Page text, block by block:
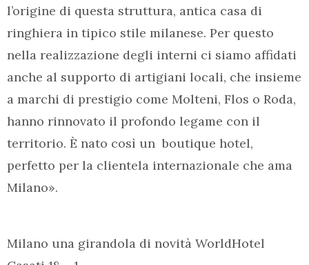
l’origine di questa struttura, antica casa di
ringhiera in tipico stile milanese. Per questo
nella realizzazione degli interni ci siamo affidati
anche al supporto di artigiani locali, che insieme
a marchi di prestigio come Molteni, Flos o Roda,
hanno rinnovato il profondo legame con il
territorio. È nato così un boutique hotel,
perfetto per la clientela internazionale che ama
Milano».
Milano una girandola di novità WorldHotel